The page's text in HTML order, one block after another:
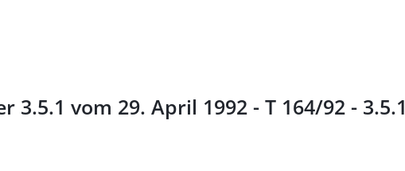
vom 29. April 1992 - T 164/92 - 3.5.1